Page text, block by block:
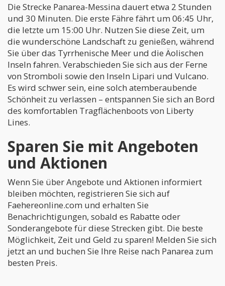
Die Strecke Panarea-Messina dauert etwa 2 Stunden
und 30 Minuten. Die erste Fähre fährt um 06:45 Uhr,
die letzte um 15:00 Uhr. Nutzen Sie diese Zeit, um
die wunderschöne Landschaft zu genießen, während
Sie über das Tyrrhenische Meer und die Äolischen
Inseln fahren. Verabschieden Sie sich aus der Ferne
von Stromboli sowie den Inseln Lipari und Vulcano.
Es wird schwer sein, eine solch atemberaubende
Schönheit zu verlassen – entspannen Sie sich an Bord
des komfortablen Tragflächenboots von Liberty
Lines.
Sparen Sie mit Angeboten
und Aktionen
Wenn Sie über Angebote und Aktionen informiert
bleiben möchten, registrieren Sie sich auf
Faehereonline.com und erhalten Sie
Benachrichtigungen, sobald es Rabatte oder
Sonderangebote für diese Strecken gibt. Die beste
Möglichkeit, Zeit und Geld zu sparen! Melden Sie sich
jetzt an und buchen Sie Ihre Reise nach Panarea zum
besten Preis.